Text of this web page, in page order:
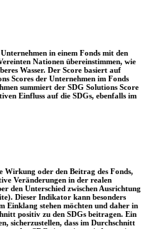
in einem Fonds mit den
Nationen übereinstimmen, wie
Wasser. Der Score basiert auf
Scores der Unternehmen im Fonds
summiert der SDG Solutions Score
Einfluss auf die SDGs, ebenfalls im
oder den Beitrag des Fonds,
Veränderungen in der realen
den Unterschied zwischen Ausrichtung
Dieser Indikator kann besonders
Einklang stehen möchten und daher in
positiv zu den SDGs beitragen. Ein
sicherzustellen, dass im Durchschnitt